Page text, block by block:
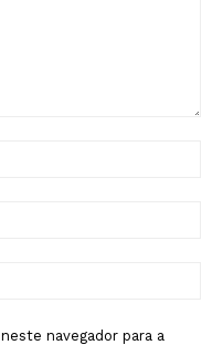
navegador para a